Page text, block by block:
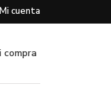
Mi cuenta
compra